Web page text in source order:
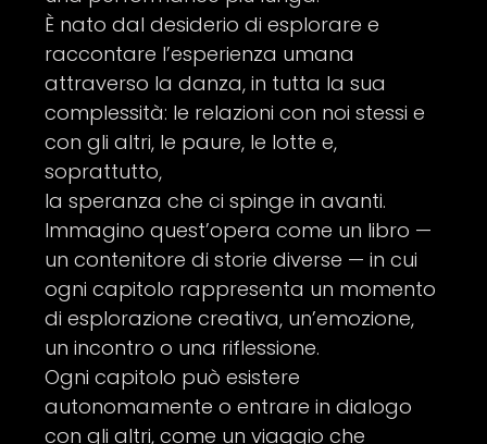
È nato dal desiderio di esplorare e
raccontare l’esperienza umana
attraverso la danza, in tutta la sua
complessità: le relazioni con noi stessi e
con gli altri, le paure, le lotte e,
soprattutto,
la speranza che ci spinge in avanti.
Immagino quest’opera come un libro —
un contenitore di storie diverse — in cui
ogni capitolo rappresenta un momento
di esplorazione creativa, un’emozione,
un incontro o una riflessione.
Ogni capitolo può esistere
autonomamente o entrare in dialogo
con gli altri, come un viaggio che